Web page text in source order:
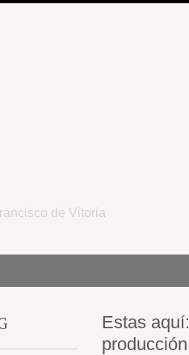
de Vitoria
Estas aquí: